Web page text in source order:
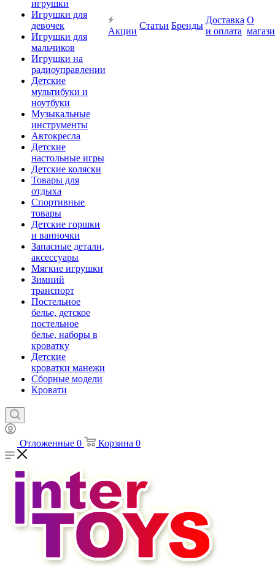
игрушки
Игрушки для
девочек
Игрушки для
мальчиков
Игрушки на
радиоуправлении
Детские
мультибуки и
ноутбуки
Музыкальные
инструменты
Автокресла
Детские
настольные игры
Детские коляски
Товары для
отдыха
Спортивные
товары
Детские горшки
и ванночки
Запасные детали,
аксессуары
Мягкие игрушки
Зимний
транспорт
Постельное
белье, детское
постельное
белье, наборы в
кроватку
Детские
кроватки манежи
Сборные модели
Кровати
Акции
Статьи Бренды
Доставка
и оплата
О
Отложенные 0 Корзина 0